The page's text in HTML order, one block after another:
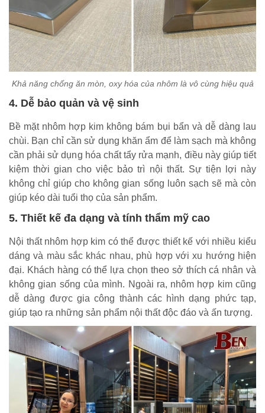
Khả năng chống ăn mòn, oxy hóa của nhôm là vô cùng hiệu quả
4. Dễ bảo quản và vệ sinh
Bề mặt nhôm hợp kim không bám bụi bẩn và dễ dàng lau
chùi. Bạn chỉ cần sử dụng khăn ẩm để làm sạch mà không
cần phải sử dụng hóa chất tẩy rửa mạnh, điều này giúp tiết
kiệm thời gian cho việc bảo trì nội thất. Sự tiện lợi này
không chỉ giúp cho không gian sống luôn sạch sẽ mà còn
giúp kéo dài tuổi thọ của sản phẩm.
5. Thiết kế đa dạng và tính thẩm mỹ cao
Nội thất nhôm hợp kim có thể được thiết kế với nhiều kiểu
dáng và màu sắc khác nhau, phù hợp với xu hướng hiện
đại. Khách hàng có thể lựa chọn theo sở thích cá nhân và
không gian sống của mình. Ngoài ra, nhôm hợp kim cũng
dễ dàng được gia công thành các hình dạng phức tạp,
giúp tạo ra những sản phẩm nội thất độc đáo và ấn tượng.